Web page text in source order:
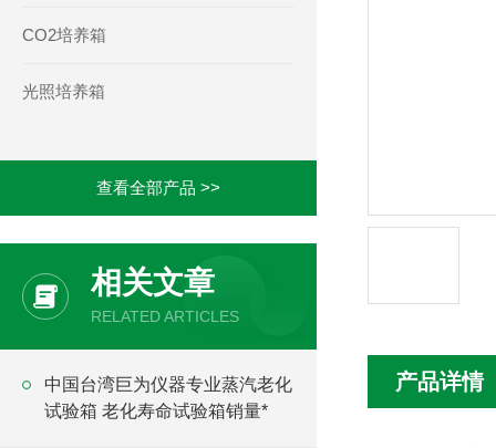
CO2培养箱
光照培养箱
查看全部产品 >>
相关文章
RELATED ARTICLES
中国台湾巨为仪器专业蒸汽老化
试验箱 老化寿命试验箱销量*
产品详情